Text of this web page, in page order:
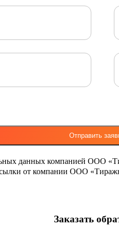
данных компанией ООО
от компании ООО
Заказать